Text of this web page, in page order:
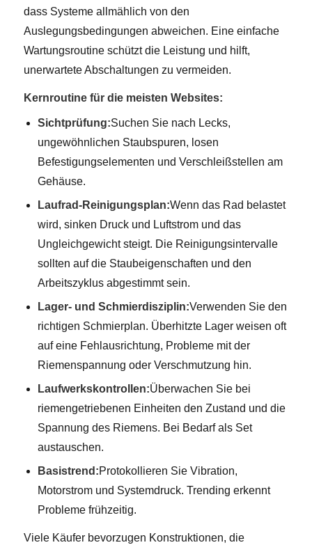
dass Systeme allmählich von den
Auslegungsbedingungen abweichen. Eine einfache
Wartungsroutine schützt die Leistung und hilft,
unerwartete Abschaltungen zu vermeiden.
Kernroutine für die meisten Websites:
Sichtprüfung:Suchen Sie nach Lecks,
ungewöhnlichen Staubspuren, losen
Befestigungselementen und Verschleißstellen am
Gehäuse.
Laufrad-Reinigungsplan:Wenn das Rad belastet
wird, sinken Druck und Luftstrom und das
Ungleichgewicht steigt. Die Reinigungsintervalle
sollten auf die Staubeigenschaften und den
Arbeitszyklus abgestimmt sein.
Lager- und Schmierdisziplin:Verwenden Sie den
richtigen Schmierplan. Überhitzte Lager weisen oft
auf eine Fehlausrichtung, Probleme mit der
Riemenspannung oder Verschmutzung hin.
Laufwerkskontrollen:Überwachen Sie bei
riemengetriebenen Einheiten den Zustand und die
Spannung des Riemens. Bei Bedarf als Set
austauschen.
Basistrend:Protokollieren Sie Vibration,
Motorstrom und Systemdruck. Trending erkennt
Probleme frühzeitig.
Viele Käufer bevorzugen Konstruktionen, die